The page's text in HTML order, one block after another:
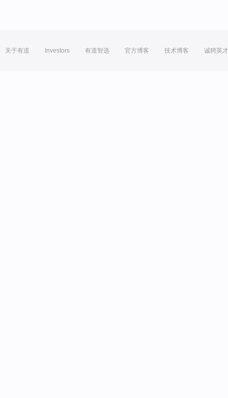
关于有道 Investors 有道智选 官方博客 技术博客 诚聘英才